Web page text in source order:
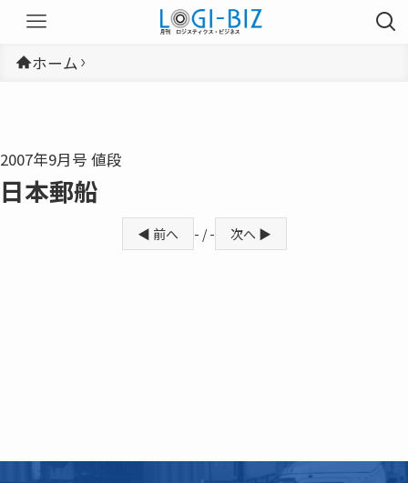
ホーム
2007年9月号 値段
日本郵船
◀ 前へ - / - 次へ ▶